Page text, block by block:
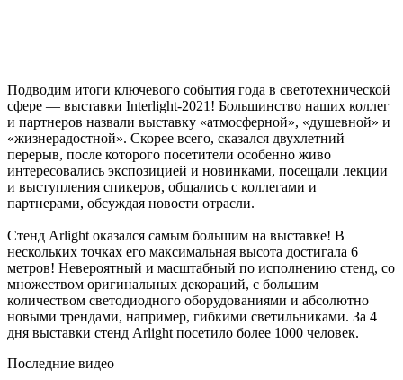
Подводим итоги ключевого события года в светотехнической
сфере — выставки Interlight-2021! Большинство наших коллег
и партнеров назвали выставку «атмосферной», «душевной» и
«жизнерадостной». Скорее всего, сказался двухлетний
перерыв, после которого посетители особенно живо
интересовались экспозицией и новинками, посещали лекции
и выступления спикеров, общались с коллегами и
партнерами, обсуждая новости отрасли.
Стенд Arlight оказался самым большим на выставке! В
нескольких точках его максимальная высота достигала 6
метров! Невероятный и масштабный по исполнению стенд, со
множеством оригинальных декораций, с большим
количеством светодиодного оборудованиями и абсолютно
новыми трендами, например, гибкими светильниками. За 4
дня выставки стенд Arlight посетило более 1000 человек.
Последние видео